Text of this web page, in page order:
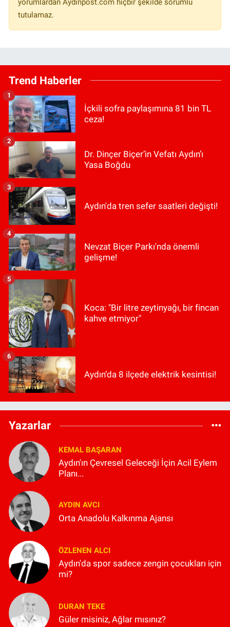
yorumlardan Aydinpost.com hiçbir şekilde sorumlu
tutulamaz.
Trend Haberler
İçkili sofra paylaşımına 81 bin TL
ceza!
1
Dr. Dinçer Biçer’in Vefatı Aydın’ı
Yasa Boğdu
2
Aydın'da tren sefer saatleri değişti!
3
Nevzat Biçer Parkı'nda önemli
gelişme!
4
Koca: "Bir litre zeytinyağı, bir fincan
kahve etmiyor"
5
Aydın’da 8 ilçede elektrik kesintisi!
6
Yazarlar
KEMAL BAŞARAN
Aydın'ın Çevresel Geleceği İçin Acil Eylem
Planı...
AYDIN AVCI
Orta Anadolu Kalkınma Ajansı
ÖZLENEN ALCI
Aydın'da spor sadece zengin çocukları için
mi?
DURAN TEKE
Güler misiniz, Ağlar mısınız?